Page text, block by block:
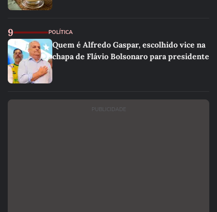
9 POLÍTICA
Quem é Alfredo Gaspar, escolhido vice na
chapa de Flávio Bolsonaro para presidente
PUBLICIDADE